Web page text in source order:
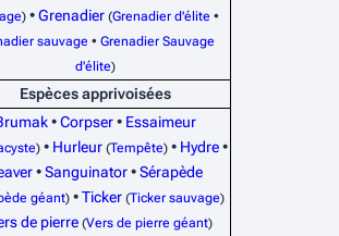
) •Grenadier (Grenadier d'élite •
sauvage • Grenadier Sauvage
d'élite)
Espèces apprivoisées
•Corpser• Essaimeur
)• Hurleur (Tempête)• Hydre•
•Sanguinator•Sérapède
géant) •Ticker (Ticker sauvage)
de pierre (Vers de pierre géant)